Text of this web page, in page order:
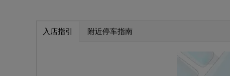
入店指引 附近停车指南